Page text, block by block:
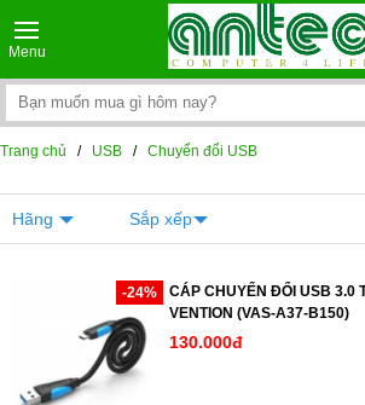
Menu
Trang chủ / USB / Chuyển đổi USB
Hãng Sắp xếp
-24%
CÁP CHUYỂN ĐỔI USB 3.0
VENTION (VAS-A37-B150)
130.000đ